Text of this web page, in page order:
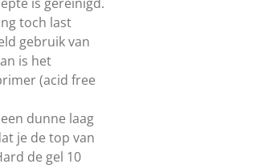
toch last
gebruik van
is het
(acid free
dunne laag
je de top van
de gel 10